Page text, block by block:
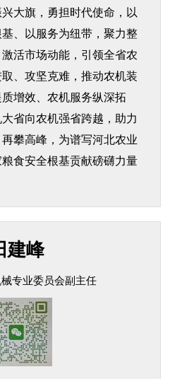
大旗，勇担时代使命，以
、以服务为纽带，聚力整
活市场动能，引领全省农
、攻坚克难，推动农机装
增效、农机服务纵深拓
省向农机强省跨越，助力
攀高峰，为谱写河北农业
食安全根基贡献磅礴力量
建峰
专业委员会副主任